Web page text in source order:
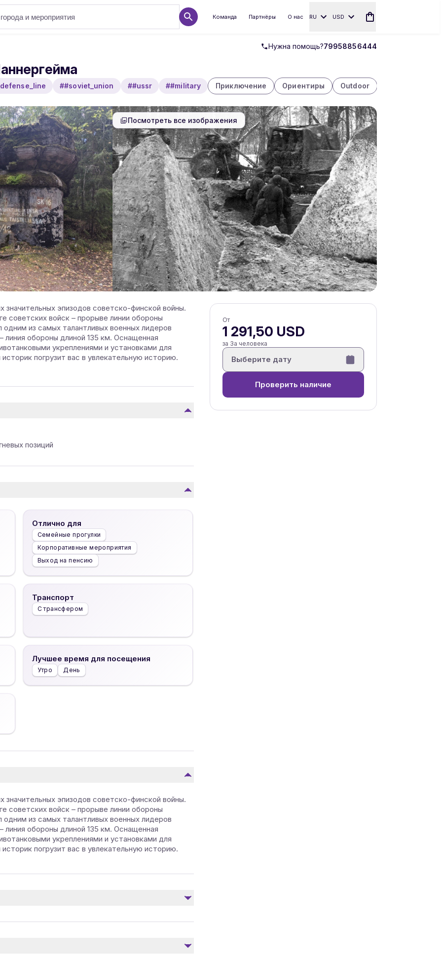
Команда Партнёры О нас RU USD
Нужна помощь?79958856444
##soviet_union ##ussr ##military Приключение Ориентиры Outdoor
Посмотреть все изображения
От
1 291,50 USD
за За человека
Выберите дату
Проверить наличие
значительных эпизодов советско-финской войны.
советских войск – прорыве линии обороны
из самых талантливых военных лидеров
линия обороны длиной 135 км. Оснащенная
укреплениями и установками для
погрузит вас в увлекательную историю.
позиций
Отлично для
Семейные прогулки
Корпоративные мероприятия
Выход на пенсию
Транспорт
С трансфером
Лучшее время для посещения
Утро День
значительных эпизодов советско-финской войны.
советских войск – прорыве линии обороны
из самых талантливых военных лидеров
линия обороны длиной 135 км. Оснащенная
укреплениями и установками для
погрузит вас в увлекательную историю.